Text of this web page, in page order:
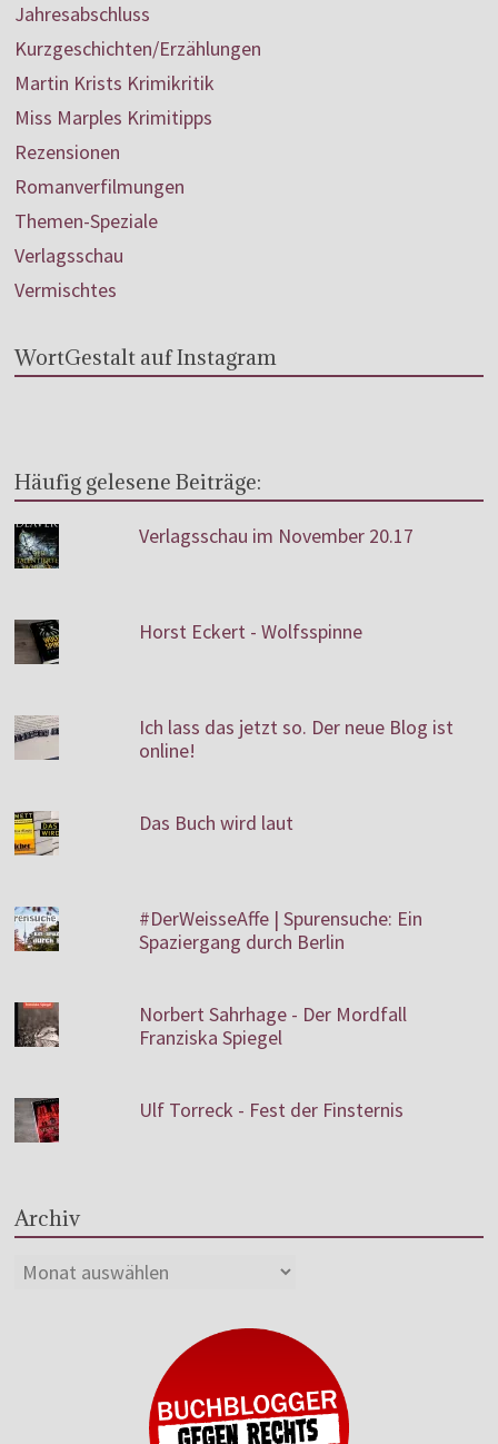
Jahresabschluss
Kurzgeschichten/Erzählungen
Martin Krists Krimikritik
Miss Marples Krimitipps
Rezensionen
Romanverfilmungen
Themen-Speziale
Verlagsschau
Vermischtes
WortGestalt auf Instagram
Häufig gelesene Beiträge:
Verlagsschau im November 20.17
Horst Eckert - Wolfsspinne
Ich lass das jetzt so. Der neue Blog ist
online!
Das Buch wird laut
#DerWeisseAffe | Spurensuche: Ein
Spaziergang durch Berlin
Norbert Sahrhage - Der Mordfall
Franziska Spiegel
Ulf Torreck - Fest der Finsternis
Archiv